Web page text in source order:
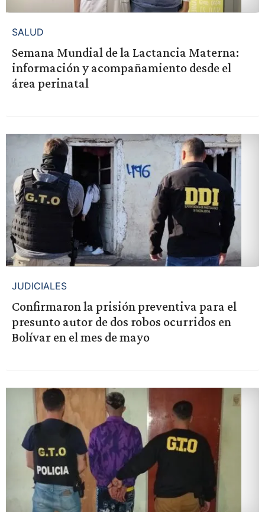
SALUD
Semana Mundial de la Lactancia Materna:
información y acompañamiento desde el
área perinatal
JUDICIALES
Confirmaron la prisión preventiva para el
presunto autor de dos robos ocurridos en
Bolívar en el mes de mayo